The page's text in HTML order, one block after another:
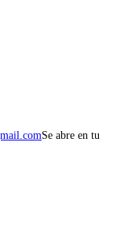
Se abre en tu